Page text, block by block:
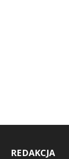
REDAKCJA